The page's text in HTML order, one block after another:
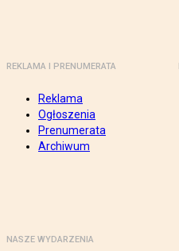
REKLAMA I PRENUMERATA
Reklama
Ogłoszenia
Prenumerata
Archiwum
NASZE WYDARZENIA